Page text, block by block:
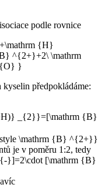
podle rovnice
předpokládáme:
je v poměru 1:2, tedy